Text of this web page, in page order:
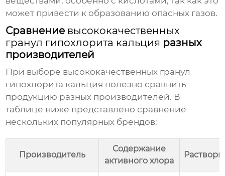
может привести к образованию опасных газов.
Сравнение высококачественных
гранул гипохлорита кальция разных
производителей
При выборе высококачественных гранул
гипохлорита кальция полезно сравнить
продукцию разных производителей. В
таблице ниже представлено сравнение
нескольких популярных брендов:
Производитель
Содержание
активного хлора